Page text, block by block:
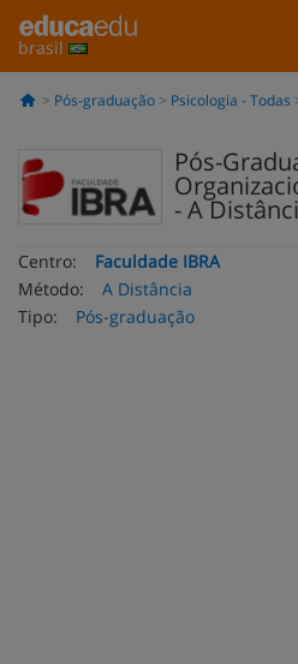
brasil
Pós-graduação Psicologia - Todas
Pós-
- A
Centro:
Faculdade IBRA
Método:
A Distância
Tipo:
Pós-graduação